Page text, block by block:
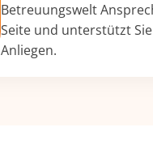
Betreuungswelt
Seite und unterstützt
Anliegen.